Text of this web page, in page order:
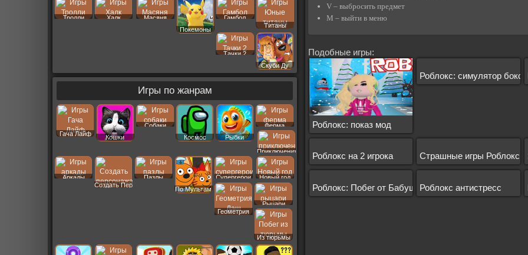
V – выбросить предмет
M – выйти в меню
Подобные игры:
Роблокс: показ мод
Роблокс: симулятор бокса
Роблокс на 2 игрока Страшные игры Роблокс
Роблокс: Побег от БабушкиРоблокс антистресс
Тролли Халк
Масяня
Покемоны
Гамбол
Титаны
Тачки 2
Скуби Ду
Игры по жанрам
Гача Лайф
Кошки
Собаки
Космос
Рыбки
Ферма
Приключения
Аркады
Создать Пер
Пазлы
По Мультам
Супергерои Новый год
Геометрия
Рыцари
Из тюрьмы